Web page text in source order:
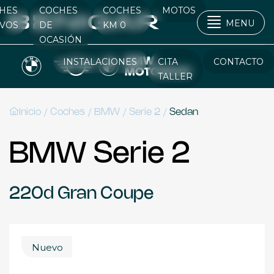
COCHES
DE
OCASIÓN
COCHES
KM 0
MOTOS
MENU
INSTALACIONES
CITA
TALLER
CONTACTO
Inicio / Coches / BMW / Serie 2 / Sedan
BMW Serie 2
220d Gran Coupe
Nuevo